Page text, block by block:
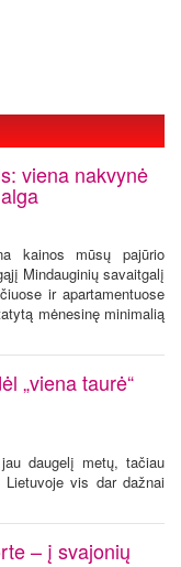
viena nakvynė
kainos mūsų pajūrio
Mindauginių savaitgalį
ir apartamentuose
mėnesinę minimalią
„viena taurė“
daugelį metų, tačiau
vis dar dažnai
– į svajonių